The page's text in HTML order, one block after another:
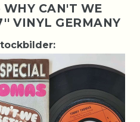
CAN'T WE
VINYL GERMANY